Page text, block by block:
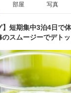
部屋 写真
】短期集中3泊4日で
スムージーでデト